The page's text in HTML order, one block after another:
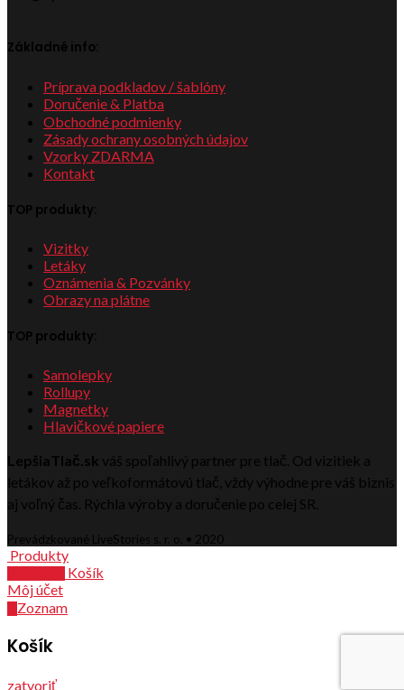
Základné info:
Príprava podkladov / šablóny
Doručenie & Platba
Obchodné podmienky
Zásady ochrany osobných údajov
Vzorky ZDARMA
Kontakt
TOP produkty:
Vizitky
Letáky
Oznámenia & Pozvánky
Obrazy na plátne
TOP produkty:
Samolepky
Rollupy
Magnetky
Hlavičkové papiere
LepšiaTlač.sk váš spoľahlivý partner pre tlač. Od vizitiek a
letákov až po veľkoformátovú tlač, vždy výhodne pre váš biznis
aj voľný čas. Rýchla výroby a doručenie po celej SR.
Prevádzkované LiveStories s. r. o. • 2020
Produkty
Košík
Môj účet
Zoznam
Košík
zatvoriť